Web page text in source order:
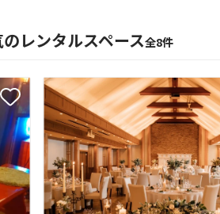
レンタルスペース全8件